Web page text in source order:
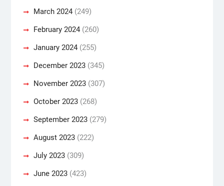
March 2024(249)
February 2024(260)
January 2024(255)
December 2023(345)
November 2023(307)
October 2023(268)
September 2023(279)
August 2023(222)
July 2023(309)
June 2023(423)